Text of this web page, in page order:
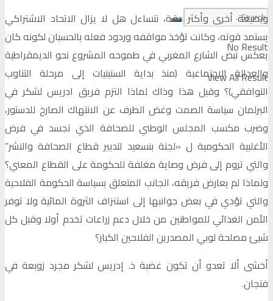
No Result
View All Result
وبصيغة أخرى وأكثر دقة، نتساءل هل لا يزال الاتحاد الاشتراكي
يستمد قوته، وكانت تؤخذ مواقفه وردود فعله بالحسبان لكونه كان
يعكس نبض الشارع المغربي في طموحه المشروع نحو الديمقراطية
والعدالة الاجتماعية (منذ بداية الستينيات إلى مرحلة التناوب
التوافقي)؟ وقبل هذا وذاك لماذا التزم فريق ادريس لشكر في
البرلمان سياسة الصمت وغض الطرف عن الانتهاك الصارخ للدستور،
وضرب مكسب المجلس الوطني للصحافة الذي تجسد في فرض
الأغلبية الحكومية ل «لجنة بنسعيد لتدبير قطاع الصحافة والنشر”
والتي تروم إلى فرض وصاية مغلفة للحكومة على القطاع المعني؟
ولماذا لم يعارض فريقه، الجانب المتعلق بسياسة الحكومة الفلاحية
والتي تؤدي في بعض جوانبها إلى استنزاف الثروة المائية ولا توفر
الأمن الغذائي للمواطنين من خلال دعم زراعات تخدم أولا وقبل كل
شيئ مصلحة لوبي المصدرين الفلاحين الكبار؟
أخشى ألا تعدو أن تكون غضبة ذ. إدريس لشكر مجرد زوبعة في
فنجان.